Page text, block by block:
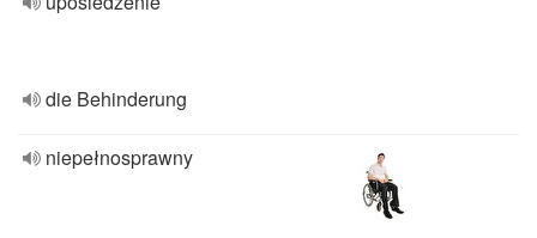
die Behinderung
niepełnosprawny